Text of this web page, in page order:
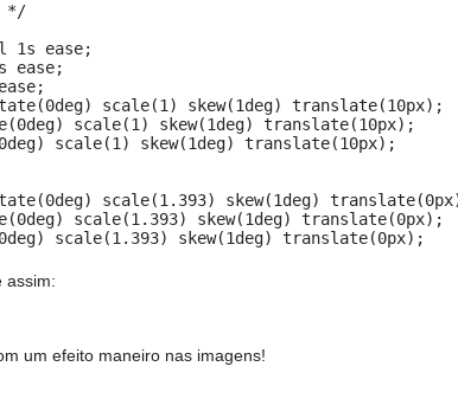
*/
1s ease;
ease;
scale(1) skew(1deg) translate(10px);
scale(1) skew(1deg) translate(10px);
scale(1) skew(1deg) translate(10px);
scale(1.393) skew(1deg)
scale(1.393) skew(1deg) translate(0px);
scale(1.393) skew(1deg) translate(0px);
assim:
um efeito maneiro nas imagens!